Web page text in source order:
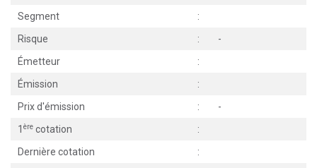
Segment
:
Risque
:
-
Émetteur
:
Émission
:
Prix d'émission
:
-
1 ère cotation
:
Dernière cotation
: